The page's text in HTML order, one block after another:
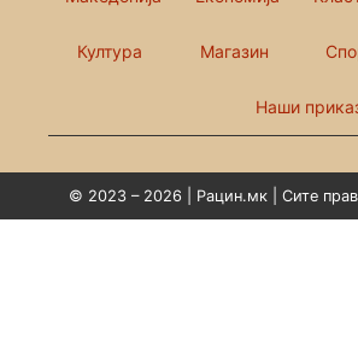
Култура Магазин
Наши
© 2023 – 2026 | Рацин.мк | Сите